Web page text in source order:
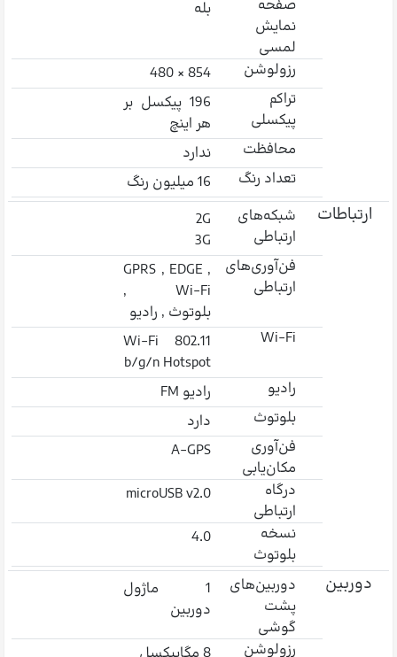
صفحه
نمایش
لمسی
بله
رزولوشن
854 × 480
تراکم
پیکسلی
196 پیکسل بر
هر اینچ
محافظت
ندارد
تعداد رنگ
16 میلیون رنگ
ارتباطات
شبکه‌های
ارتباطی
2G
3G
فن‌آوری‌های
ارتباطی
GPRS , EDGE ,
Wi-Fi ,
بلوتوث , رادیو
Wi-Fi
Wi-Fi 802.11
b/g/n Hotspot
رادیو
رادیو FM
بلوتوث
دارد
فن‌آوری
مکان‌یابی
A-GPS
درگاه
ارتباطی
microUSB v2.0
نسخه
بلوتوث
4.0
دوربین
دوربین‌های
پشت
گوشی
1 ماژول
دوربین
رزولوشن